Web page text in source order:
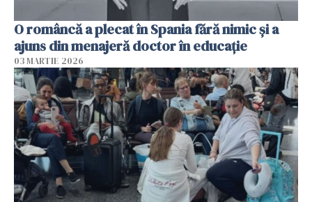
O româncă a plecat în Spania fără nimic și a
ajuns din menajeră doctor în educație
03 MARTIE 2026